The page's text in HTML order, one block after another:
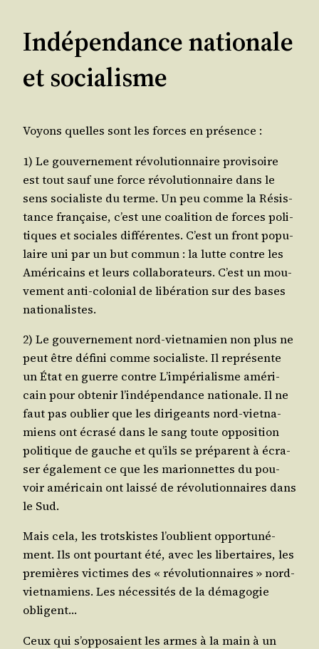
Indépendance nationale
et socialisme
Voyons quelles sont les forces en présence :
1) Le gou­ver­ne­ment révo­lu­tion­naire pro­vi­soire
est tout sauf une force révo­lu­tion­naire dans le
sens socia­liste du terme. Un peu comme la Résis­
tance fran­çaise, c’est une coa­li­tion de forces poli­
tiques et sociales dif­fé­rentes. C’est un front popu­
laire uni par un but com­mun : la lutte contre les
Amé­ri­cains et leurs col­la­bo­ra­teurs. C’est un mou­
ve­ment anti-colo­nial de libé­ra­tion sur des bases
nationalistes.
2) Le gou­ver­ne­ment nord-viet­na­mien non plus ne
peut être défi­ni comme socia­liste. Il repré­sente
un État en guerre contre L’impérialisme amé­ri­
cain pour obte­nir l’indépendance natio­nale. Il ne
faut pas oublier que les diri­geants nord-viet­na­
miens ont écra­sé dans le sang toute oppo­si­tion
poli­tique de gauche et qu’ils se pré­parent à écra­
ser éga­le­ment ce que les marion­nettes du pou­
voir amé­ri­cain ont lais­sé de révo­lu­tion­naires dans
le Sud.
Mais cela, les trots­kistes l’oublient oppor­tu­né­
ment. Ils ont pour­tant été, avec les liber­taires, les
pre­mières vic­times des « révo­lu­tion­naires » nord-
viet­na­miens. Les néces­si­tés de la déma­go­gie
obligent…
Ceux qui s’opposaient les armes à la main à un